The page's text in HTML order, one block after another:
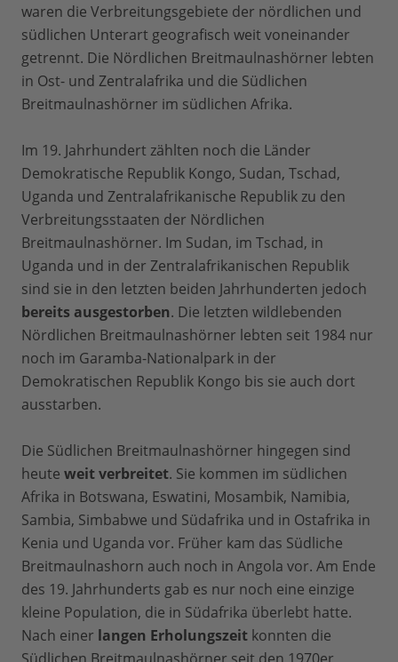
waren die Verbreitungsgebiete der nördlichen und
südlichen Unterart geografisch weit voneinander
getrennt. Die Nördlichen Breitmaulnashörner lebten
in Ost- und Zentralafrika und die Südlichen
Breitmaulnashörner im südlichen Afrika.
Im 19. Jahrhundert zählten noch die Länder
Demokratische Republik Kongo, Sudan, Tschad,
Uganda und Zentralafrikanische Republik zu den
Verbreitungsstaaten der Nördlichen
Breitmaulnashörner. Im Sudan, im Tschad, in
Uganda und in der Zentralafrikanischen Republik
sind sie in den letzten beiden Jahrhunderten jedoch
bereits ausgestorben. Die letzten wildlebenden
Nördlichen Breitmaulnashörner lebten seit 1984 nur
noch im Garamba-Nationalpark in der
Demokratischen Republik Kongo bis sie auch dort
ausstarben.
Die Südlichen Breitmaulnashörner hingegen sind
heute weit verbreitet. Sie kommen im südlichen
Afrika in Botswana, Eswatini, Mosambik, Namibia,
Sambia, Simbabwe und Südafrika und in Ostafrika in
Kenia und Uganda vor. Früher kam das Südliche
Breitmaulnashorn auch noch in Angola vor. Am Ende
des 19. Jahrhunderts gab es nur noch eine einzige
kleine Population, die in Südafrika überlebt hatte.
Nach einer langen Erholungszeit konnten die